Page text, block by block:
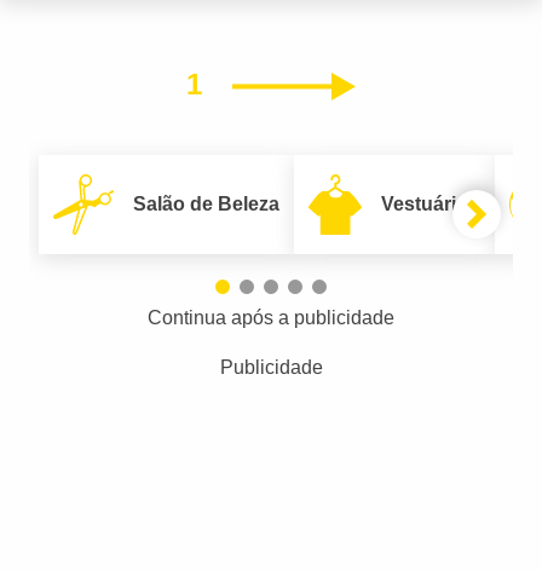
1 Próximo
Salão de Beleza Vestuário
Continua após a publicidade
Publicidade